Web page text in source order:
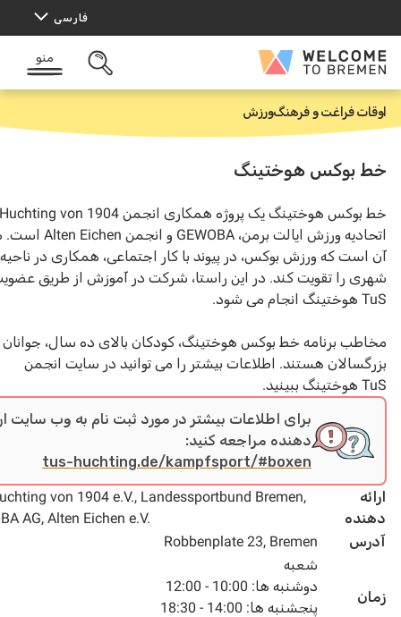
منو
فراغت و فرهنگورزش
هوختینگ
خط بوکس هوختینگ یک پروژه همکاری انجمن TuS Huchting von 1904،
اتحادیه ورزش ایالت برمن، GEWOBA و انجمن Alten Eichen است. هدف
که ورزش بوکس، در پیوند با کار اجتماعی، همکاری در ناحیه
را تقویت کند. در این راستا، شرکت در آموزش از طریق عضویت در
برنامه خط بوکس هوختینگ، کودکان بالای ده سال، جوانان و
هستند. اطلاعات بیشتر را می توانید در سایت انجمن
برای اطلاعات بیشتر در مورد ثبت نام به وب سایت ارائه
دهنده مراجعه کنید:
tus-huchting.de/kampfsport/#boxen
TuS Huchting von 1904 e.V., Landessportbund Bremen,
GEWOBA AG, Alten Eichen e.V.
Robbenplate 23, Bremen
دوشنبه ها: 10:00 - 12:00
پنجشنبه ها: 14:00 - 18:30